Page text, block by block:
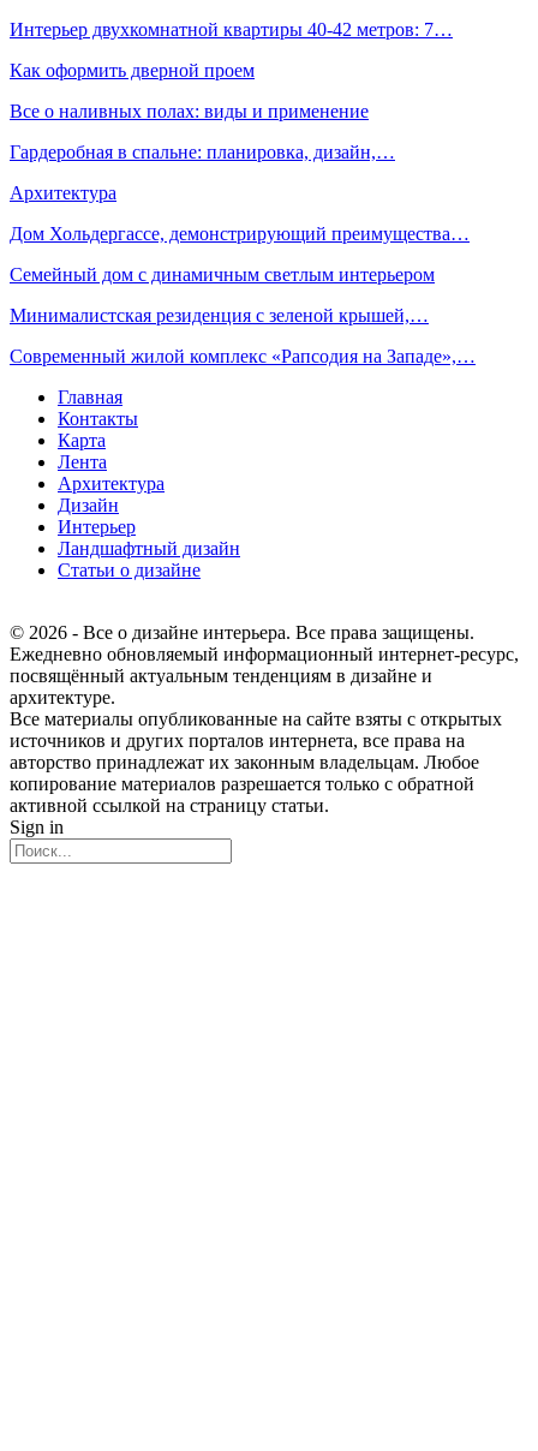
Интерьер двухкомнатной квартиры 40-42 метров: 7…
Как оформить дверной проем
Все о наливных полах: виды и применение
Гардеробная в спальне: планировка, дизайн,…
Архитектура
Дом Хольдергассе, демонстрирующий преимущества…
Семейный дом с динамичным светлым интерьером
Минималистская резиденция с зеленой крышей,…
Современный жилой комплекс «Рапсодия на Западе»,…
Главная
Контакты
Карта
Лента
Архитектура
Дизайн
Интерьер
Ландшафтный дизайн
Статьи о дизайне
© 2026 - Все о дизайне интерьера. Все права защищены.
Ежедневно обновляемый информационный интернет-ресурс,
посвящённый актуальным тенденциям в дизайне и
архитектуре.
Все материалы опубликованные на сайте взяты с открытых
источников и других порталов интернета, все права на
авторство принадлежат их законным владельцам. Любое
копирование материалов разрешается только с обратной
активной ссылкой на страницу статьи.
Sign in